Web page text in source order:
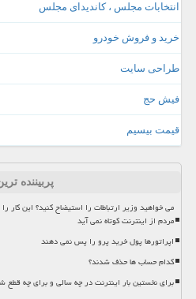
انتخابات مجلس ، کاندیدای مجلس
خرید و فروش خودرو
طراحی سایت
فیش حج
قیمت بیسیم
پربیننده
می خواهید وزیر ارتباطات را استیضاح کنید؟ این کار
مردم از اینترنت کوتاه نمی آید
اپراتورها پول خرید پرو را پس نمی دهند
کدام حساب ها حذف شدند؟
برای نخستین بار اینترنت در چه سالی و برای چه قطع